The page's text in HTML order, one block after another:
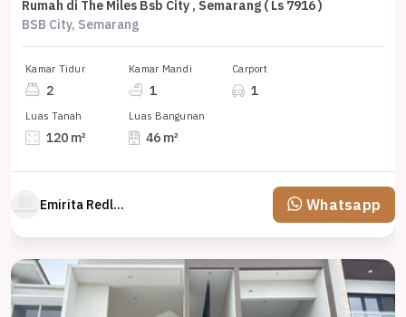
Rumah di The Miles Bsb City , Semarang ( Ls 7916 )
BSB City, Semarang
Kamar Tidur
2
Kamar Mandi
1
Carport
1
Luas Tanah
120 m²
Luas Bangunan
46 m²
Emirita Redland Whatsapp